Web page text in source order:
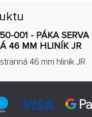
001 - PÁKA SERVA
46 MM HLINÍK JR
46 mm hliník JR